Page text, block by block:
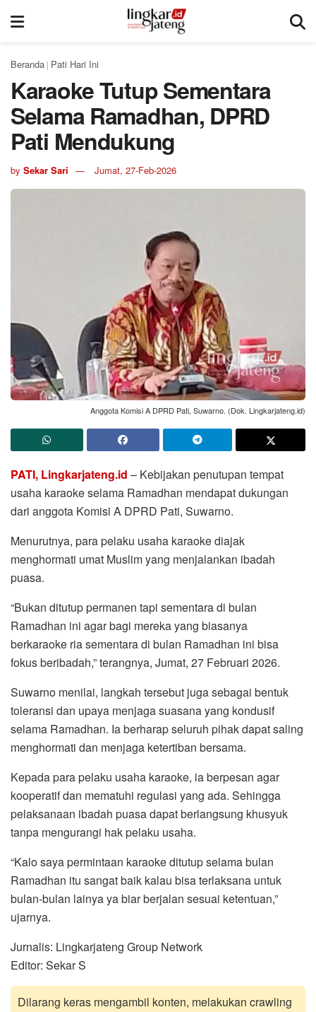
Beranda | Pati Hari Ini
Karaoke Tutup Sementara
Selama Ramadhan, DPRD
Pati Mendukung
by Sekar Sari Jumat, 27-Feb-2026
Anggota Komisi A DPRD Pati, Suwarno. (Dok. Lingkarjateng.id)
PATI, Lingkarjateng.id – Kebijakan penutupan tempat
usaha karaoke selama Ramadhan mendapat dukungan
dari anggota Komisi A DPRD Pati, Suwarno.
Menurutnya, para pelaku usaha karaoke diajak
menghormati umat Muslim yang menjalankan ibadah
puasa.
“Bukan ditutup permanen tapi sementara di bulan
Ramadhan ini agar bagi mereka yang biasanya
berkaraoke ria sementara di bulan Ramadhan ini bisa
fokus beribadah,” terangnya, Jumat, 27 Februari 2026.
Suwarno menilai, langkah tersebut juga sebagai bentuk
toleransi dan upaya menjaga suasana yang kondusif
selama Ramadhan. Ia berharap seluruh pihak dapat saling
menghormati dan menjaga ketertiban bersama.
Kepada para pelaku usaha karaoke, ia berpesan agar
kooperatif dan mematuhi regulasi yang ada. Sehingga
pelaksanaan ibadah puasa dapat berlangsung khusyuk
tanpa mengurangi hak pelaku usaha.
“Kalo saya permintaan karaoke ditutup selama bulan
Ramadhan itu sangat baik kalau bisa terlaksana untuk
bulan-bulan lainya ya biar berjalan sesuai ketentuan,”
ujarnya.
Jurnalis: Lingkarjateng Group Network
Editor: Sekar S
Dilarang keras mengambil konten, melakukan crawling